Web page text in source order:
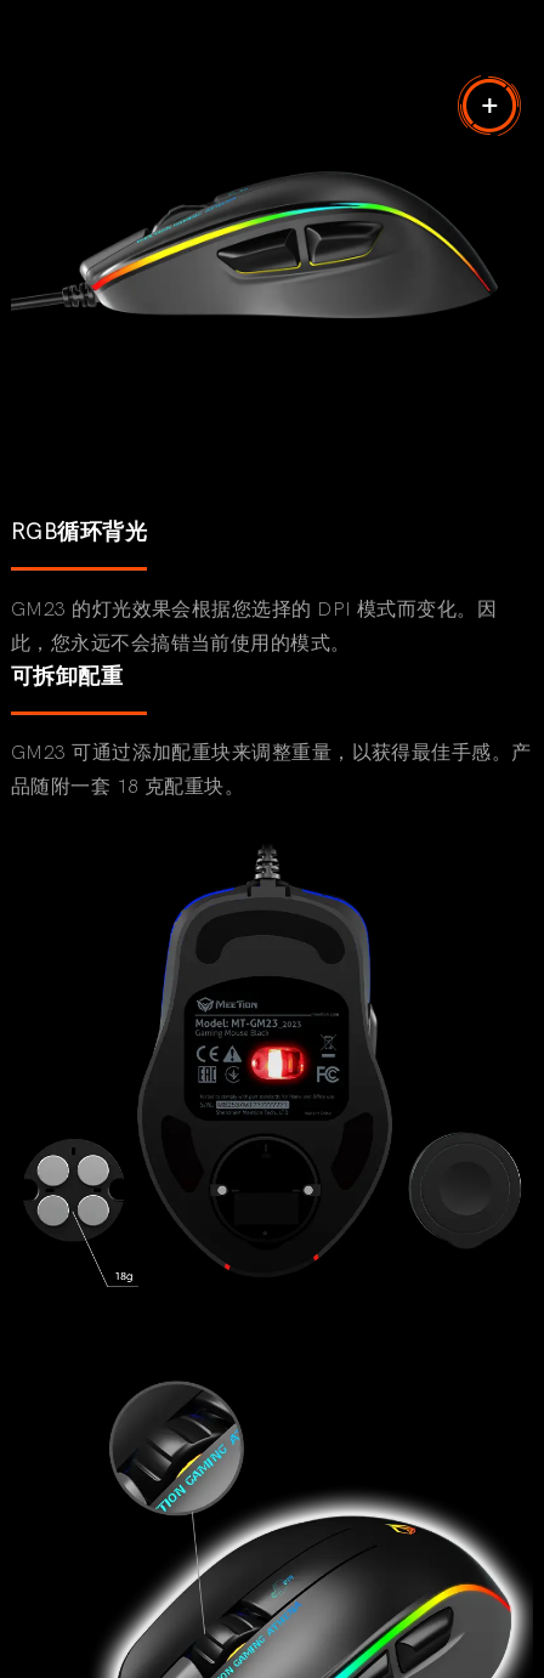
RGB循环背光
GM23 的灯光效果会根据您选择的 DPI 模式而变化。因
此，您永远不会搞错当前使用的模式。
可拆卸配重
GM23 可通过添加配重块来调整重量，以获得最佳手感。产
品随附一套 18 克配重块。